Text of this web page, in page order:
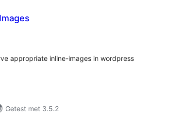
appropriate inline-images in wordpress
Getest met 3.5.2